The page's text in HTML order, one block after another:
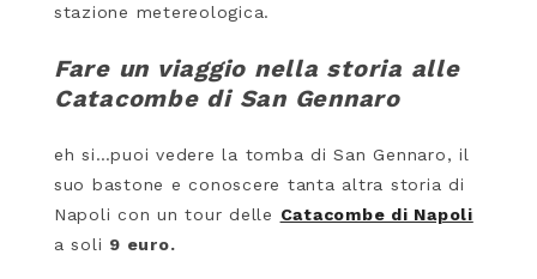
stazione metereologica.
Fare un viaggio nella storia alle
Catacombe di San Gennaro
eh si…puoi vedere la tomba di San Gennaro, il
suo bastone e conoscere tanta altra storia di
Napoli con un tour delle Catacombe di Napoli
a soli 9 euro.